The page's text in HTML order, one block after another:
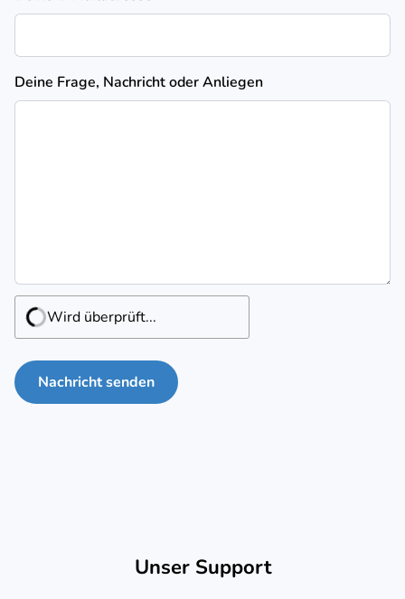
Deine Frage, Nachricht oder Anliegen
Wird überprüft...
Nachricht senden
Unser Support